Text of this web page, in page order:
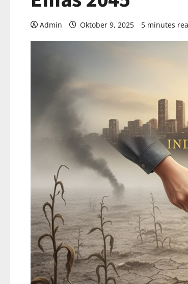
Admin Oktober 9, 2025 5 minutes